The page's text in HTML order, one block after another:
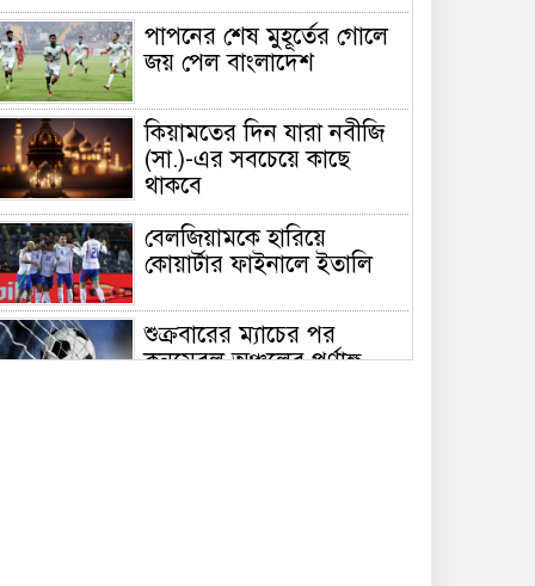
পাপনের শেষ মুহূর্তের গোলে
জয় পেল বাংলাদেশ
কিয়ামতের দিন যারা নবীজি
(সা.)-এর সবচেয়ে কাছে
থাকবে
বেলজিয়ামকে হারিয়ে
কোয়ার্টার ফাইনালে ইতালি
শুক্রবারের ম্যাচের পর
কনমেবল অঞ্চলের পূর্ণাঙ্গ